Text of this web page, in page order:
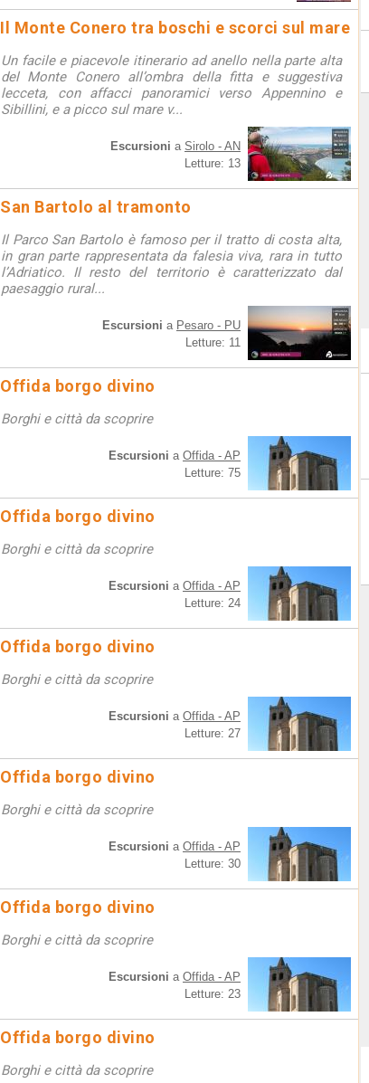
Il Monte Conero tra boschi e scorci sul mare
Un facile e piacevole itinerario ad anello nella parte alta
del Monte Conero all’ombra della fitta e suggestiva
lecceta, con affacci panoramici verso Appennino e
Sibillini, e a picco sul mare v...
Escursioni a Sirolo - AN
Letture: 13
San Bartolo al tramonto
Il Parco San Bartolo è famoso per il tratto di costa alta,
in gran parte rappresentata da falesia viva, rara in tutto
l’Adriatico. Il resto del territorio è caratterizzato dal
paesaggio rural...
Escursioni a Pesaro - PU
Letture: 11
Offida borgo divino
Borghi e città da scoprire
Escursioni a Offida - AP
Letture: 75
Offida borgo divino
Borghi e città da scoprire
Escursioni a Offida - AP
Letture: 24
Offida borgo divino
Borghi e città da scoprire
Escursioni a Offida - AP
Letture: 27
Offida borgo divino
Borghi e città da scoprire
Escursioni a Offida - AP
Letture: 30
Offida borgo divino
Borghi e città da scoprire
Escursioni a Offida - AP
Letture: 23
Offida borgo divino
Borghi e città da scoprire